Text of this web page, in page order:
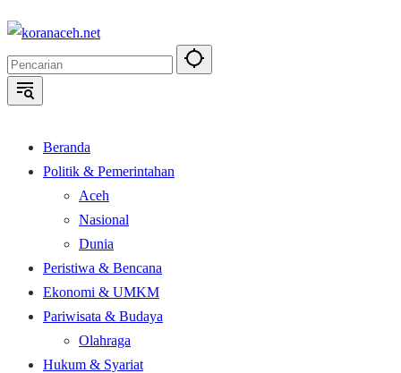
Langsung
konten
Beranda
Politik & Pemerintahan
Aceh
Nasional
Dunia
Peristiwa & Bencana
Ekonomi & UMKM
Pariwisata & Budaya
Olahraga
Hukum & Syariat